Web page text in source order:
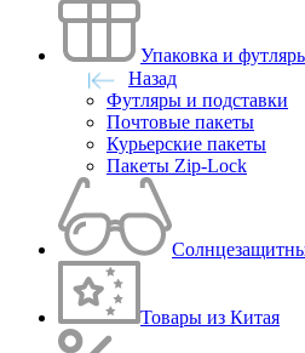
Упаковка и
Назад
Футляры и подставки
Почтовые пакеты
Курьерские пакеты
Пакеты Zip-Lock
Товары из Китая